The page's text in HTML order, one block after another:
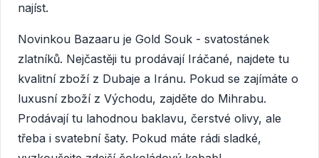
najíst.
Novinkou Bazaaru je Gold Souk - svatostánek
zlatníků. Nejčastěji tu prodávají Iráčané, najdete tu
kvalitní zboží z Dubaje a Iránu. Pokud se zajímáte o
luxusní zboží z Východu, zajděte do Mihrabu.
Prodávají tu lahodnou baklavu, čerstvé olivy, ale
třeba i svatební šaty. Pokud máte rádi sladké,